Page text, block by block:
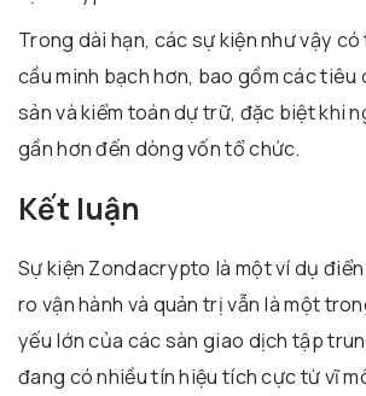
Trong dài hạn, các sự kiện như vậy
cầu minh bạch hơn, bao gồm các tiêu
sản và kiểm toán dự trữ, đặc biệt khi
gần hơn đến dòng vốn tổ chức.
Kết luận
Sự kiện Zondacrypto là một ví dụ
ro vận hành và quản trị vẫn là một
yếu lớn của các sàn giao dịch tập
đang có nhiều tín hiệu tích cực từ vĩ